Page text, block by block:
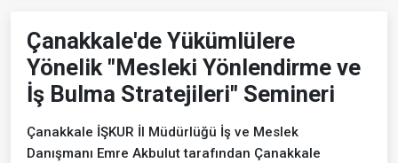
Çanakkale'de Yükümlülere
Yönelik "Mesleki Yönlendirme ve
İş Bulma Stratejileri" Semineri
Çanakkale İŞKUR İl Müdürlüğü İş ve Meslek
Danışmanı Emre Akbulut tarafından Çanakkale